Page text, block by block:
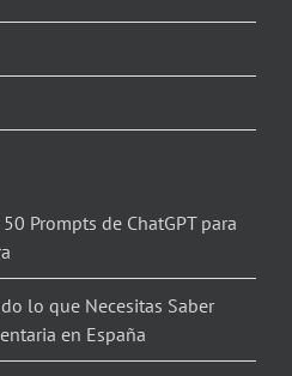
Prompts de ChatGPT para
lo que Necesitas Saber
en España